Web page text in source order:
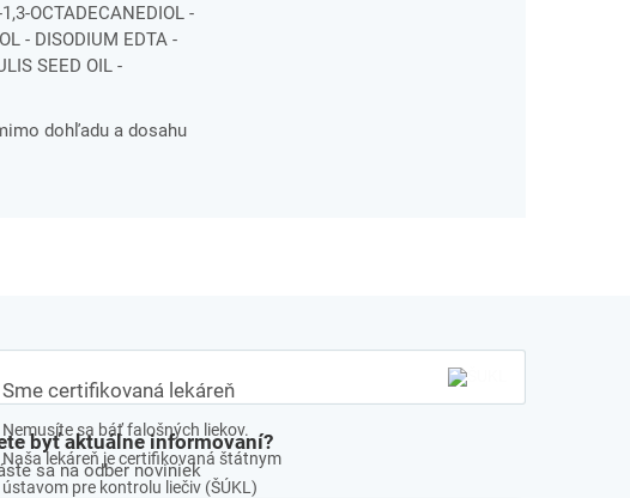
OCTADECANEDIOL -
- DISODIUM EDTA -
SEED OIL -
dohľadu a dosahu
Sme certifikovaná lekáreň
Nemusíte sa báť falošných liekov.
Naša lekáreň je certifikovaná štátnym
ústavom pre kontrolu liečiv (ŠÚKL)
byť aktuálne informovaní?
sa na odber noviniek